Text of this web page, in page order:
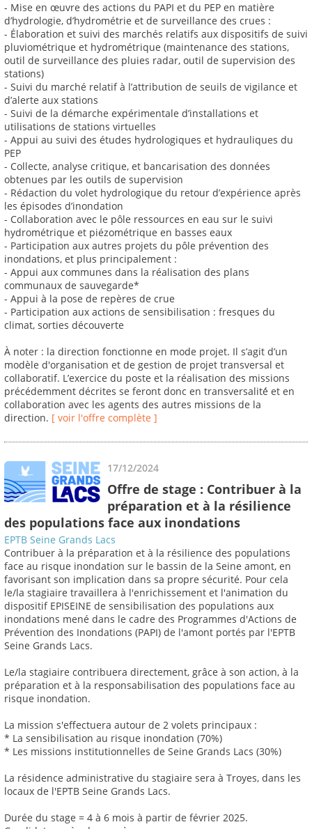
- Mise en œuvre des actions du PAPI et du PEP en matière
d’hydrologie, d’hydrométrie et de surveillance des crues :
- Élaboration et suivi des marchés relatifs aux dispositifs de suivi
pluviométrique et hydrométrique (maintenance des stations,
outil de surveillance des pluies radar, outil de supervision des
stations)
- Suivi du marché relatif à l’attribution de seuils de vigilance et
d’alerte aux stations
- Suivi de la démarche expérimentale d’installations et
utilisations de stations virtuelles
- Appui au suivi des études hydrologiques et hydrauliques du
PEP
- Collecte, analyse critique, et bancarisation des données
obtenues par les outils de supervision
- Rédaction du volet hydrologique du retour d’expérience après
les épisodes d’inondation
- Collaboration avec le pôle ressources en eau sur le suivi
hydrométrique et piézométrique en basses eaux
- Participation aux autres projets du pôle prévention des
inondations, et plus principalement :
- Appui aux communes dans la réalisation des plans
communaux de sauvegarde*
- Appui à la pose de repères de crue
- Participation aux actions de sensibilisation : fresques du
climat, sorties découverte
À noter : la direction fonctionne en mode projet. Il s’agit d’un
modèle d'organisation et de gestion de projet transversal et
collaboratif. L’exercice du poste et la réalisation des missions
précédemment décrites se feront donc en transversalité́ et en
collaboration avec les agents des autres missions de la
direction. [ voir l'offre complète ]
17/12/2024
Offre de stage : Contribuer à la
préparation et à la résilience
des populations face aux inondations
EPTB Seine Grands Lacs
Contribuer à la préparation et à la résilience des populations
face au risque inondation sur le bassin de la Seine amont, en
favorisant son implication dans sa propre sécurité. Pour cela
le/la stagiaire travaillera à l'enrichissement et l'animation du
dispositif EPISEINE de sensibilisation des populations aux
inondations mené dans le cadre des Programmes d'Actions de
Prévention des Inondations (PAPI) de l'amont portés par l'EPTB
Seine Grands Lacs.
Le/la stagiaire contribuera directement, grâce à son action, à la
préparation et à la responsabilisation des populations face au
risque inondation.
La mission s'effectuera autour de 2 volets principaux :
* La sensibilisation au risque inondation (70%)
* Les missions institutionnelles de Seine Grands Lacs (30%)
La résidence administrative du stagiaire sera à Troyes, dans les
locaux de l'EPTB Seine Grands Lacs.
Durée du stage = 4 à 6 mois à partir de février 2025.